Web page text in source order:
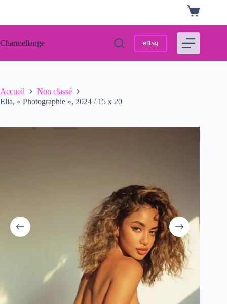
Panier
d’achat
Charmellange eBay
Accueil
Non classé
Elia, « Photographie », 2024 / 15 x 20